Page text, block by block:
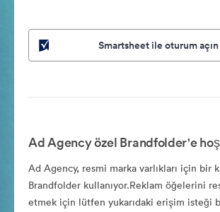
Smartsheet ile oturum açın
Ad Agency özel Brandfolder'e
Ad Agency, resmi marka varlıkları için bir
Brandfolder kullanıyor.Reklam öğelerini
etmek için lütfen yukarıdaki erişim isteği